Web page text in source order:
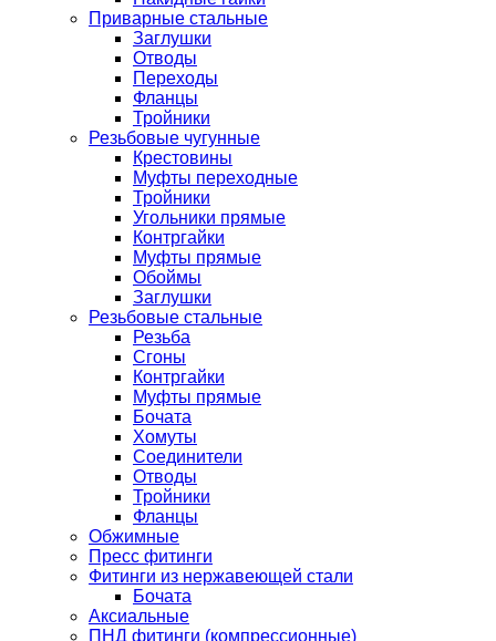
Приварные стальные
Заглушки
Отводы
Переходы
Фланцы
Тройники
Резьбовые чугунные
Крестовины
Муфты переходные
Тройники
Угольники прямые
Контргайки
Муфты прямые
Обоймы
Заглушки
Резьбовые стальные
Резьба
Сгоны
Контргайки
Муфты прямые
Бочата
Хомуты
Соединители
Отводы
Тройники
Фланцы
Обжимные
Пресс фитинги
Фитинги из нержавеющей стали
Бочата
Аксиальные
ПНД фитинги (компрессионные)